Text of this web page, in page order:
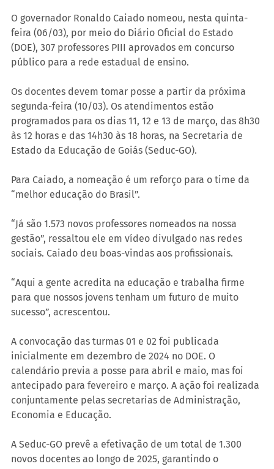
O governador Ronaldo Caiado nomeou, nesta quinta-
feira (06/03), por meio do Diário Oficial do Estado
(DOE), 307 professores PIII aprovados em concurso
público para a rede estadual de ensino.
Os docentes devem tomar posse a partir da próxima
segunda-feira (10/03). Os atendimentos estão
programados para os dias 11, 12 e 13 de março, das 8h30
às 12 horas e das 14h30 às 18 horas, na Secretaria de
Estado da Educação de Goiás (Seduc-GO).
Para Caiado, a nomeação é um reforço para o time da
“melhor educação do Brasil”.
“Já são 1.573 novos professores nomeados na nossa
gestão”, ressaltou ele em vídeo divulgado nas redes
sociais. Caiado deu boas-vindas aos profissionais.
“Aqui a gente acredita na educação e trabalha firme
para que nossos jovens tenham um futuro de muito
sucesso”, acrescentou.
A convocação das turmas 01 e 02 foi publicada
inicialmente em dezembro de 2024 no DOE. O
calendário previa a posse para abril e maio, mas foi
antecipado para fevereiro e março. A ação foi realizada
conjuntamente pelas secretarias de Administração,
Economia e Educação.
A Seduc-GO prevê a efetivação de um total de 1.300
novos docentes ao longo de 2025, garantindo o